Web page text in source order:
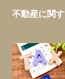
不動産に関